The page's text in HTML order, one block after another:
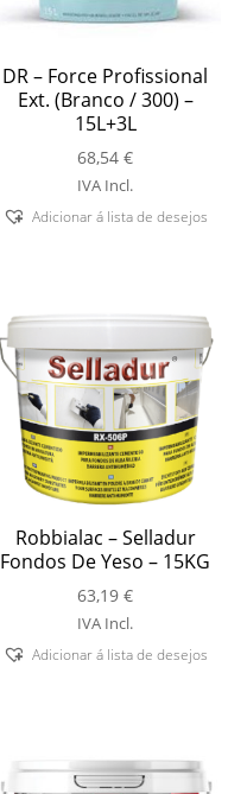
DR – Force Profissional
Ext. (Branco / 300) –
15L+3L
68,54€
IVA Incl.
Adicionar á lista de desejos
Robbialac – Selladur
Fondos De Yeso – 15KG
63,19€
IVA Incl.
Adicionar á lista de desejos